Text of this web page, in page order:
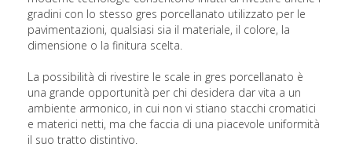
gradini con lo stesso gres porcellanato utilizzato per le
pavimentazioni, qualsiasi sia il materiale, il colore, la
dimensione o la finitura scelta.
La possibilità di rivestire le scale in gres porcellanato è
una grande opportunità per chi desidera dar vita a un
ambiente armonico, in cui non vi stiano stacchi cromatici
e materici netti, ma che faccia di una piacevole uniformità
il suo tratto distintivo.